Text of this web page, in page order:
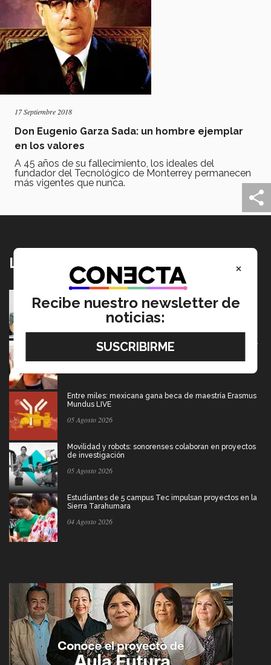
17 Septiembre 2018
Don Eugenio Garza Sada: un hombre ejemplar
en los valores
A 45 años de su fallecimiento, los ideales del
fundador del Tecnológico de Monterrey permanecen
más vigentes que nunca.
Lo más nuevo
hispanohablantes con afasia
05 Agosto 2026
El escritor que dice que la derrota también merece ser
Entre miles: mexicana gana beca de maestría Erasmus
Mundus LIVE
05 Agosto 2026
Movilidad y robots: sonorenses colaboran en proyectos
de investigación
05 Agosto 2026
Estudiantes de 5 campus Tec impulsan proyectos en la
Sierra Tarahumara
04 Agosto 2026
×
Recibe nuestro newsletter de
noticias: